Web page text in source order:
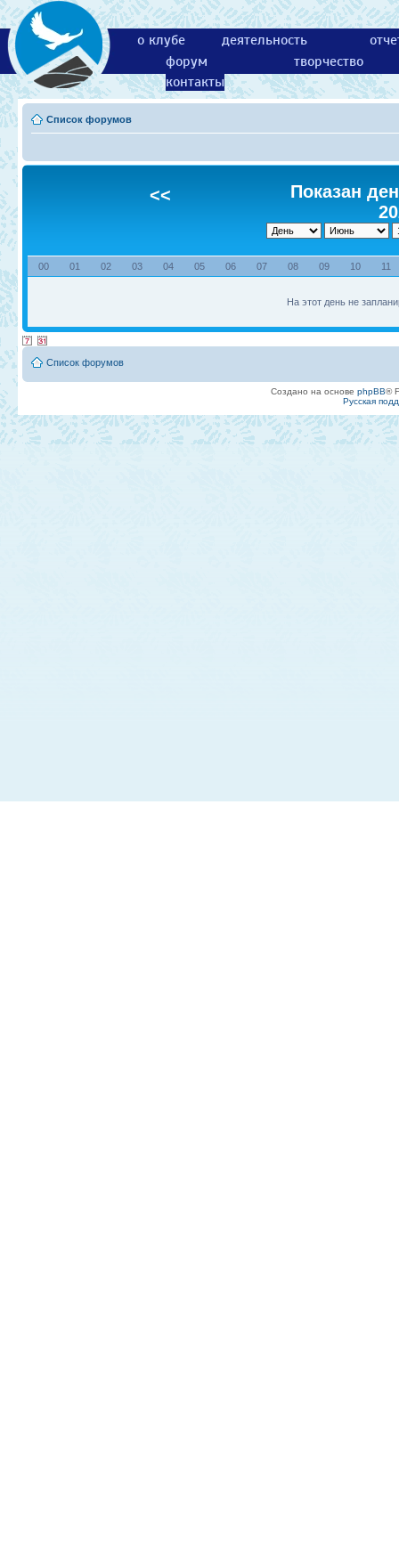
о клубе деятельность
форум
творчество
контакты
Список форумов
<<
Показан
00 01 02 03 04 05 06 07 08 09 10 11
На этот день не
Список форумов
Создано на основе phpBB®
Русская